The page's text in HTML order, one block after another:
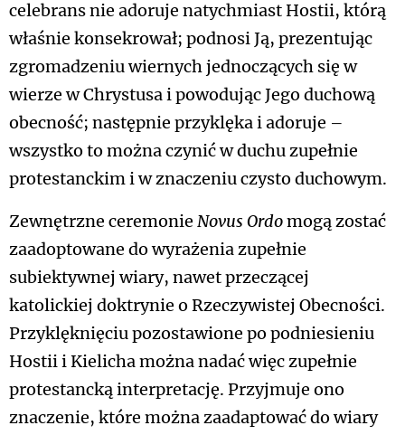
celebrans nie adoruje natychmiast Hostii, którą
właśnie konsekrował; podnosi Ją, prezentując
zgromadzeniu wiernych jednoczących się w
wierze w Chrystusa i powodując Jego duchową
obecność; następnie przyklęka i adoruje –
wszystko to można czynić w duchu zupełnie
protestanckim i w znaczeniu czysto duchowym.
Zewnętrzne ceremonie Novus Ordomogą zostać
zaadoptowane do wyrażenia zupełnie
subiektywnej wiary, nawet przeczącej
katolickiej doktrynie o Rzeczywistej Obecności.
Przyklęknięciu pozostawione po podniesieniu
Hostii i Kielicha można nadać więc zupełnie
protestancką interpretację. Przyjmuje ono
znaczenie, które można zaadaptować do wiary